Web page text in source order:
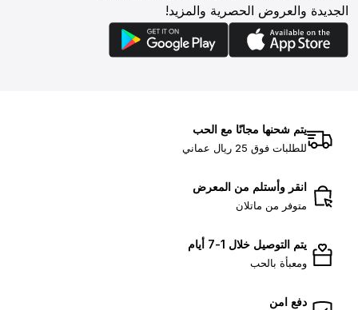
الجديدة والعروض الحصرية والمزيد!
يتم شحنها مجانًا مع الحب
للطلبات فوق 25 ريال عماني
انقر وأستلم من المعرض
متوفر من ماتلان
يتم التوصيل خلال 1-7 أيام
ومعبأة بالحب
دفع امن